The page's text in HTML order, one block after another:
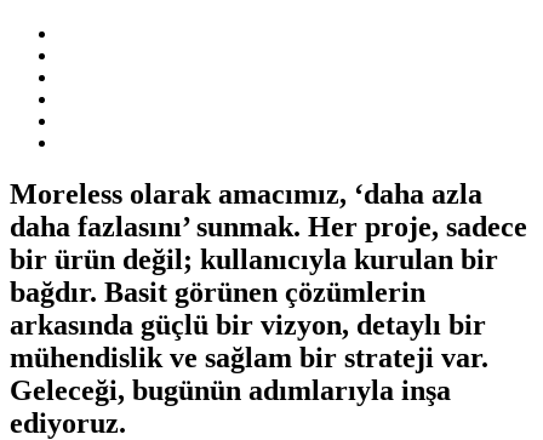
Moreless olarak amacımız, ‘daha azla
daha fazlasını’ sunmak. Her proje, sadece
bir ürün değil; kullanıcıyla kurulan bir
bağdır. Basit görünen çözümlerin
arkasında güçlü bir vizyon, detaylı bir
mühendislik ve sağlam bir strateji var.
Geleceği, bugünün adımlarıyla inşa
ediyoruz.